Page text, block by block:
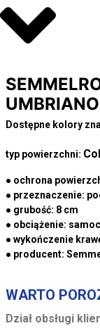
UMBRIANO
Dostępne kolory
typ powierzchni:
● ochrona
● przeznaczenie:
● grubość: 8 cm
● obciążenie:
● wykończenie
● producent:
WARTO
Dział obsługi